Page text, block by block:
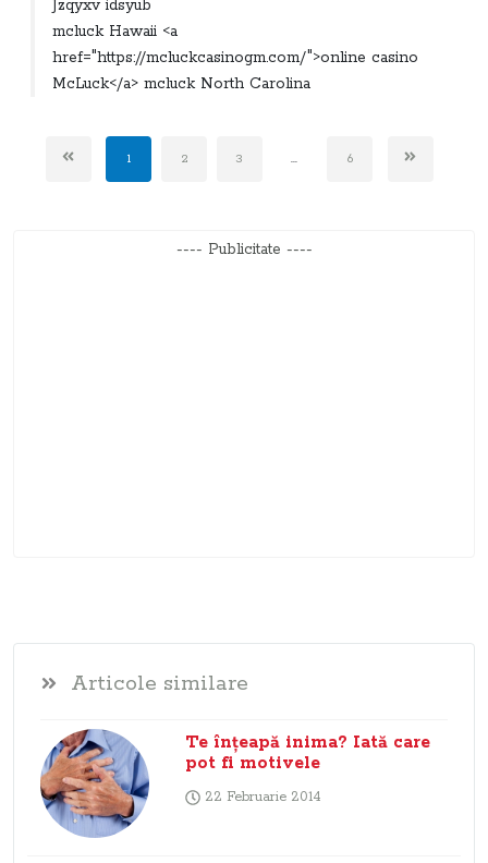
Jzqyxv idsyub
mcluck Hawaii <a
href="https://mcluckcasinogm.com/">online casino
McLuck</a> mcluck North Carolina
1 2 3 ... 6
---- Publicitate ----
Articole similare
Te înţeapă inima? Iată care
pot fi motivele
22 Februarie 2014